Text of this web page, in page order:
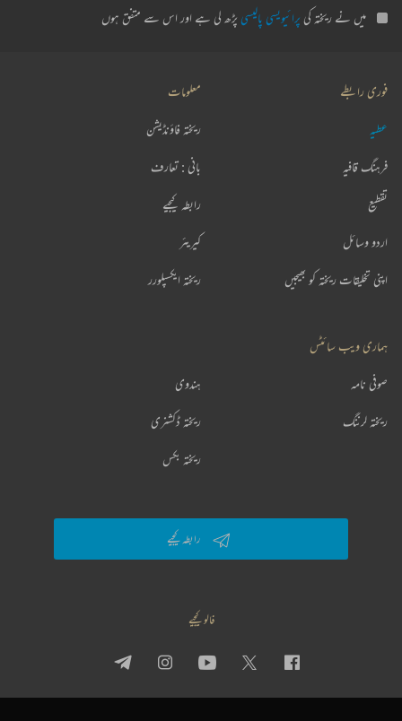
میں نے ریختہ کی پرائیویسی پالیسی پڑھ لی ہے اور اس سے متفق ہوں
فوری رابطے
عطیہ
فرہنگ قافیہ
تقطیع
اردو وسائل
اپنی تخلیقات ریختہ کو بھیجیں
معلومات
ریختہ فاؤنڈیشن
بانی : تعارف
رابطہ کیجیے
کیریئر
ریختہ ایکسپلورر
ہماری ویب سائٹس
ہندوی صوفی نامہ
ریختہ ڈکشنری ریختہ لرننگ
ریختہ بکس
رابطہ کیجیے
فالو کیجیے